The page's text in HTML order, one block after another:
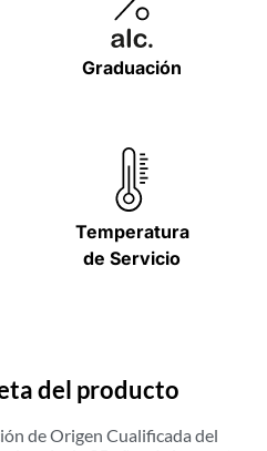
Graduación
Temperatura
de Servicio
del producto
de Origen Cualificada del